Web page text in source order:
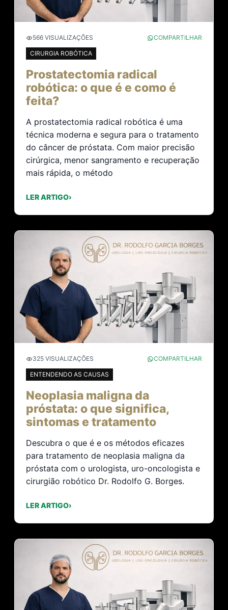
566 VISUALIZAÇÕES COMPARTILHAR
CIRURGIA ROBÓTICA
Prostatectomia radical
robótica: o que é e como é
feita?
A prostatectomia radical robótica é uma
técnica moderna e segura para o tratamento
do câncer de próstata. Com maior precisão
cirúrgica, menor sangramento e recuperação
mais rápida, o método
LER ARTIGO›
325 VISUALIZAÇÕES COMPARTILHAR
ENTENDENDO AS CAUSAS
Neoplasia maligna da
próstata: o que significa,
sintomas e tratamento
Descubra o que é e os métodos eficazes
para tratamento de neoplasia maligna da
próstata com o urologista, uro-oncologista e
cirurgião robótico Dr. Rodolfo G. Borges.
LER ARTIGO›